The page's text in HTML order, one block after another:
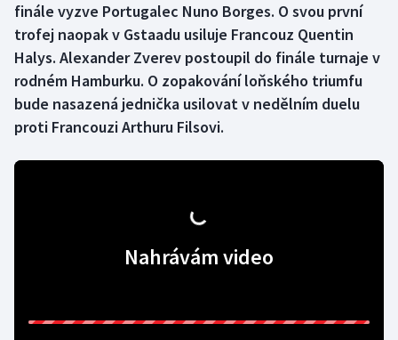
Curling
Dostihy
Florbal
finále vyzve Portugalec Nuno Borges. O svou první
trofej naopak v Gstaadu usiluje Francouz Quentin
Halys. Alexander Zverev postoupil do finále turnaje v
rodném Hamburku. O zopakování loňského triumfu
bude nasazená jednička usilovat v nedělním duelu
proti Francouzi Arthuru Filsovi.
Nahrávám video